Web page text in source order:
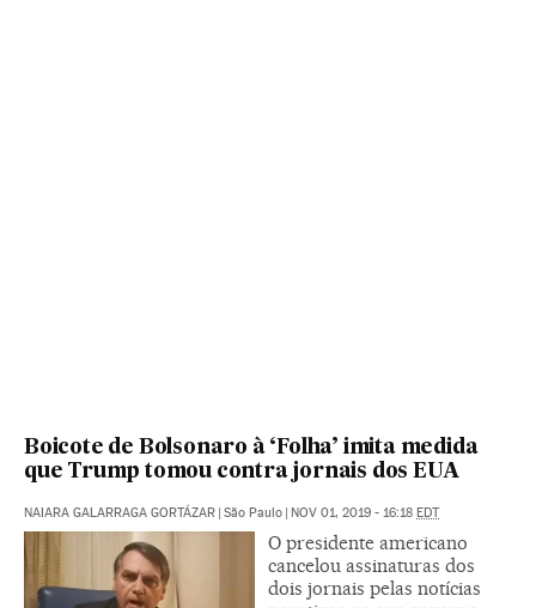
Boicote de Bolsonaro à ‘Folha’ imita medida
que Trump tomou contra jornais dos EUA
NAIARA GALARRAGA GORTÁZAR São Paulo NOV 01, 2019 - 16:18 EDT
O presidente americano
cancelou assinaturas dos
dois jornais pelas notícias